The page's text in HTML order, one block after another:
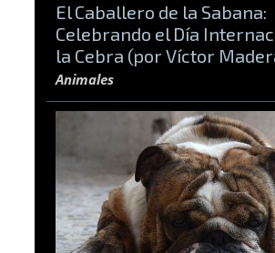
El Caballero de la Sabana:
Celebrando el Día
la Cebra (por Víctor
Animales